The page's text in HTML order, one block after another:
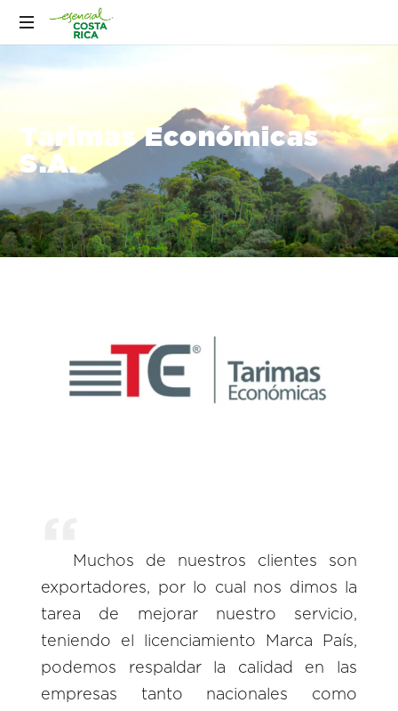
Tarimas Económicas
S.A.
Muchos de nuestros clientes son
exportadores, por lo cual nos dimos la
tarea de mejorar nuestro servicio,
teniendo el licenciamiento Marca País,
podemos respaldar la calidad en las
empresas tanto nacionales como